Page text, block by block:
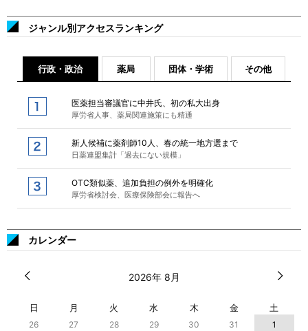
ジャンル別アクセスランキング
行政・政治 薬局 団体・学術 その他
医薬担当審議官に中井氏、初の私大出身
厚労省人事、薬局関連施策にも精通
新人候補に薬剤師10人、春の統一地方選まで
日薬連盟集計「過去にない規模」
OTC類似薬、追加負担の例外を明確化
厚労省検討会、医療保険部会に報告へ
カレンダー
2026年 8月
日 月 火 水 木 金 土
26 27 28 29 30 31
1